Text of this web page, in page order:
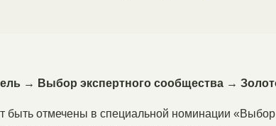
→ Выбор экспертного сообщества →
быть отмечены в специальной номинации